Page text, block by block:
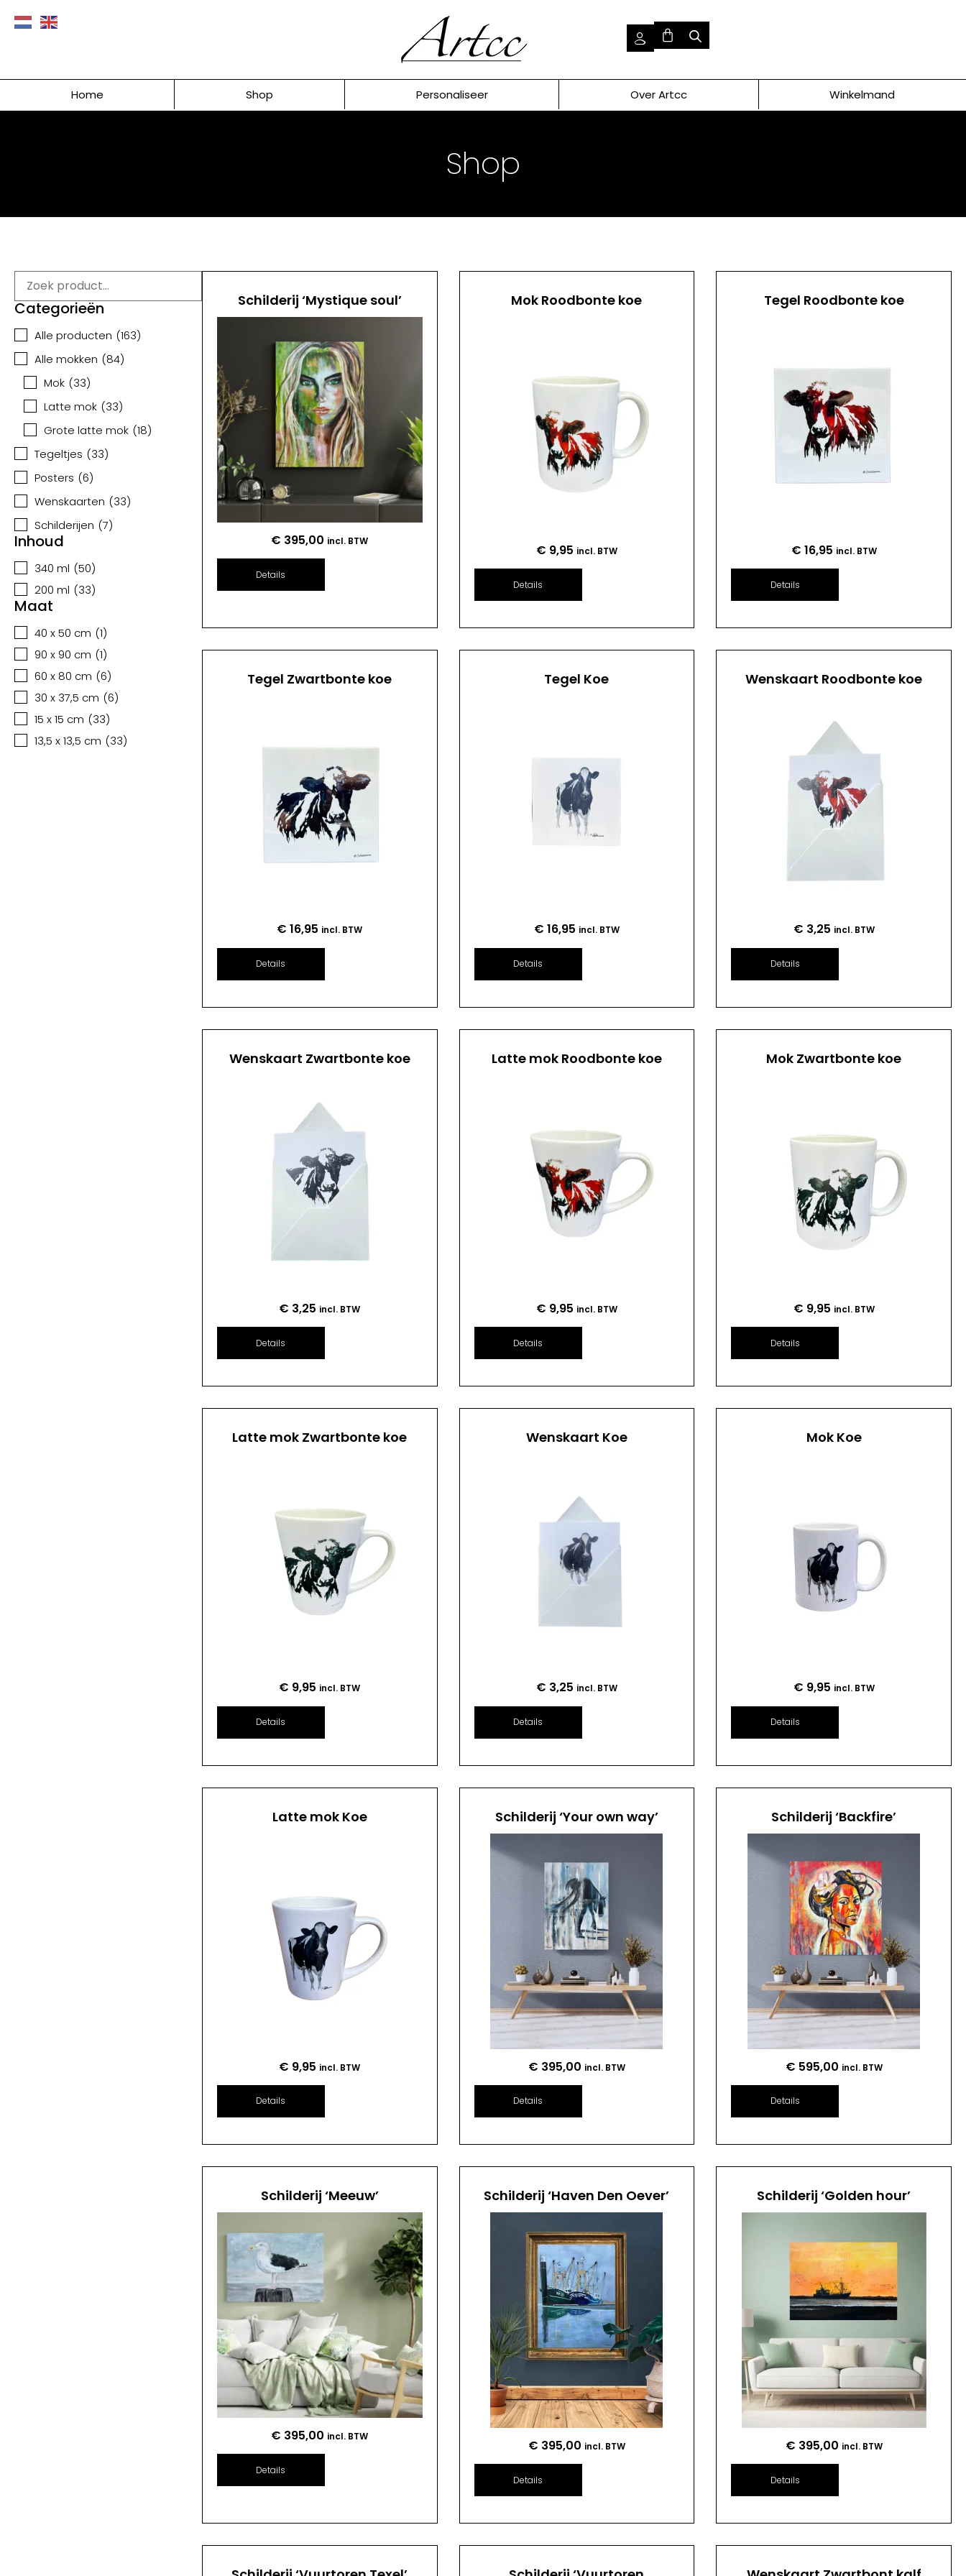
Home Shop Personaliseer Over Artcc Winkelmand
Shop
Categorieën
Alle producten (163)
Alle mokken (84)
Mok (33)
Latte mok (33)
Grote latte mok (18)
Tegeltjes (33)
Posters (6)
Wenskaarten (33)
Schilderijen (7)
Inhoud
340 ml (50)
200 ml (33)
Maat
40 x 50 cm (1)
90 x 90 cm (1)
60 x 80 cm (6)
30 x 37,5 cm (6)
15 x 15 cm (33)
13,5 x 13,5 cm (33)
Schilderij ‘Mystique soul’
€ 395,00 incl. BTW
Details
Mok Roodbonte koe
€ 9,95 incl. BTW
Details
Tegel Roodbonte koe
€ 16,95 incl. BTW
Details
Tegel Zwartbonte koe
€ 16,95 incl. BTW
Details
Tegel Koe
€ 16,95 incl. BTW
Details
Wenskaart Roodbonte koe
€ 3,25 incl. BTW
Details
Wenskaart Zwartbonte koe
€ 3,25 incl. BTW
Details
Latte mok Roodbonte koe
€ 9,95 incl. BTW
Details
Mok Zwartbonte koe
€ 9,95 incl. BTW
Details
Latte mok Zwartbonte koe
€ 9,95 incl. BTW
Details
Wenskaart Koe
€ 3,25 incl. BTW
Details
Mok Koe
€ 9,95 incl. BTW
Details
Latte mok Koe
€ 9,95 incl. BTW
Details
Schilderij ‘Your own way’
€ 395,00 incl. BTW
Details
Schilderij ‘Backfire’
€ 595,00 incl. BTW
Details
Schilderij ‘Meeuw’
€ 395,00 incl. BTW
Details
Schilderij ‘Haven Den Oever’
€ 395,00 incl. BTW
Details
Schilderij ‘Golden hour’
€ 395,00 incl. BTW
Details